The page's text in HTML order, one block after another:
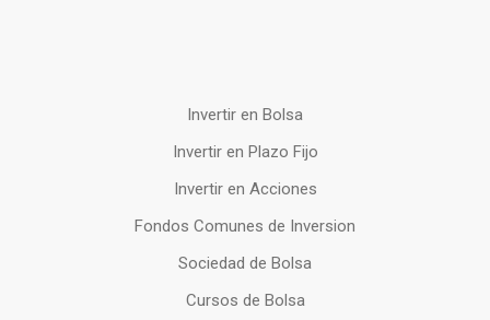
Invertir en Bolsa
Invertir en Plazo Fijo
Invertir en Acciones
Fondos Comunes de Inversion
Sociedad de Bolsa
Cursos de Bolsa